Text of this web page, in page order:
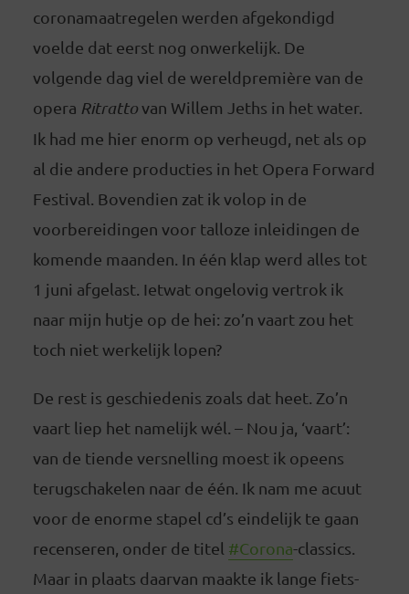
coronamaatregelen werden afgekondigd
voelde dat eerst nog onwerkelijk. De
volgende dag viel de wereldpremière van de
opera Ritrattovan Willem Jeths in het water.
Ik had me hier enorm op verheugd, net als op
al die andere producties in het Opera Forward
Festival. Bovendien zat ik volop in de
voorbereidingen voor talloze inleidingen de
komende maanden. In één klap werd alles tot
1 juni afgelast. Ietwat ongelovig vertrok ik
naar mijn hutje op de hei: zo’n vaart zou het
toch niet werkelijk lopen?
De rest is geschiedenis zoals dat heet. Zo’n
vaart liep het namelijk wél. – Nou ja, ‘vaart’:
van de tiende versnelling moest ik opeens
terugschakelen naar de één. Ik nam me acuut
voor de enorme stapel cd’s eindelijk te gaan
recenseren, onder de titel #Corona-classics.
Maar in plaats daarvan maakte ik lange fiets-